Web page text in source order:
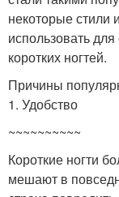
некоторые стили
использовать
коротких ногтей.
Причины
1. Удобство
~~~~~~~~~~
Короткие ногти
мешают в